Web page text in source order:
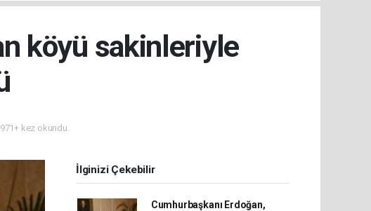
köyü sakinleriyle
kez okundu.
İlginizi Çekebilir
Cumhurbaşkanı Erdoğan,